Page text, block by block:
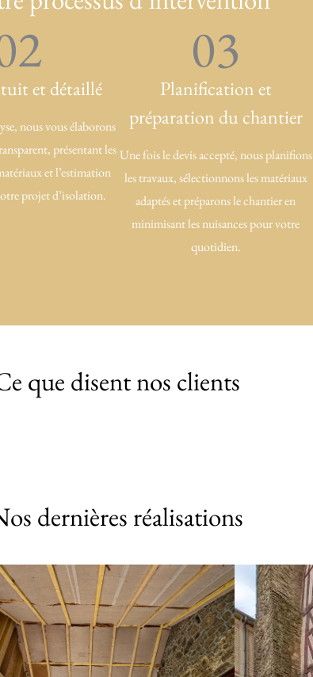
et détaillé
nous vous élaborons
présentant les
et l’estimation
projet d’isolation.
03
Planification et
préparation du chantier
Une fois le devis accepté, nous planifions
les travaux, sélectionnons les matériaux
adaptés et préparons le chantier en
minimisant les nuisances pour votre
quotidien.
que disent nos clients
dernières réalisations